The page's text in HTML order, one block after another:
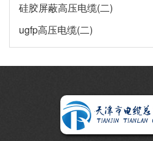
硅胶屏蔽高压电缆(二)
ugfp高压电缆(二)